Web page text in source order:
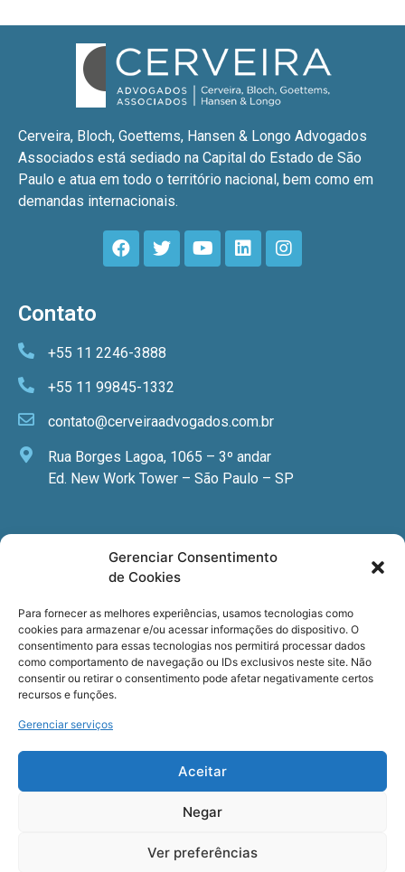
Gerenciar Consentimento
de Cookies
Para fornecer as melhores experiências, usamos tecnologias como
cookies para armazenar e/ou acessar informações do dispositivo. O
consentimento para essas tecnologias nos permitirá processar dados
como comportamento de navegação ou IDs exclusivos neste site. Não
consentir ou retirar o consentimento pode afetar negativamente certos
recursos e funções.
Gerenciar serviços
Aceitar
Negar
Ver preferências
Cerveira, Bloch, Goettems, Hansen & Longo Advogados
Associados está sediado na Capital do Estado de São
Paulo e atua em todo o território nacional, bem como em
demandas internacionais.
Contato
+55 11 2246-3888
+55 11 99845-1332
contato@cerveiraadvogados.com.br
Rua Borges Lagoa, 1065 – 3º andar
Ed. New Work Tower – São Paulo – SP
Newsletter
especializadas, cursos e eventos?
Registre seu email.
Termos de usoe aPolítica de privacidade